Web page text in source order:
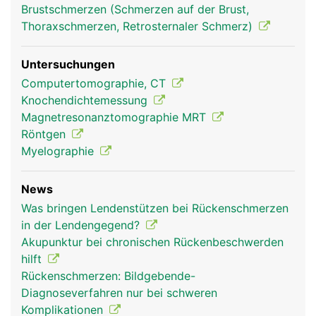
Brustschmerzen (Schmerzen auf der Brust,
Thoraxschmerzen, Retrosternaler Schmerz)
Untersuchungen
Computertomographie, CT
Knochendichtemessung
Magnetresonanztomographie MRT
Röntgen
Myelographie
News
Was bringen Lendenstützen bei Rückenschmerzen
in der Lendengegend?
Akupunktur bei chronischen Rückenbeschwerden
hilft
Rückenschmerzen: Bildgebende-
Diagnoseverfahren nur bei schweren
Komplikationen